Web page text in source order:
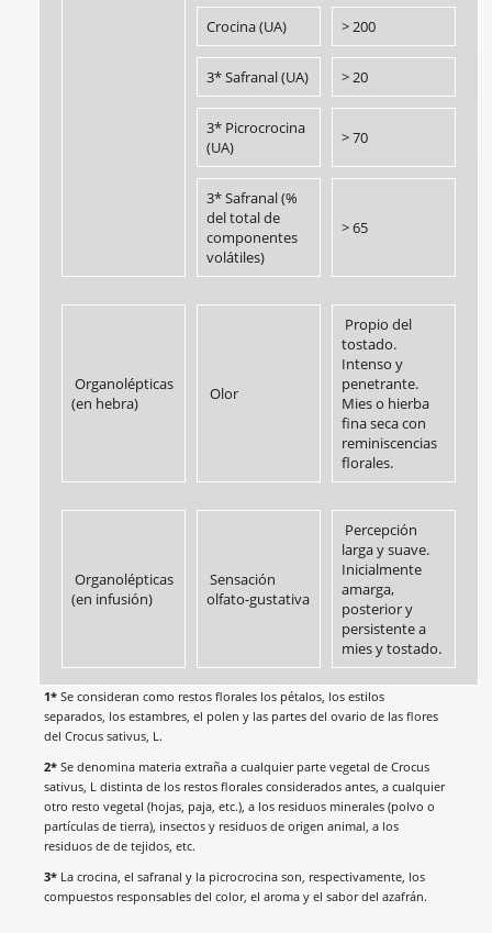
Crocina (UA) > 200
3* Safranal (UA) > 20
3* Picrocrocina
(UA)
> 70
3* Safranal (%
del total de
componentes
volátiles)
> 65
Organolépticas
(en hebra)
Olor
Propio del
tostado.
Intenso y
penetrante.
Mies o hierba
fina seca con
reminiscencias
florales.
Organolépticas
(en infusión)
Sensación
olfato-gustativa
Percepción
larga y suave.
Inicialmente
amarga,
posterior y
persistente a
mies y tostado.
1* Se consideran como restos florales los pétalos, los estilos
separados, los estambres, el polen y las partes del ovario de las flores
del Crocus sativus, L.
2* Se denomina materia extraña a cualquier parte vegetal de Crocus
sativus, L distinta de los restos florales considerados antes, a cualquier
otro resto vegetal (hojas, paja, etc.), a los residuos minerales (polvo o
partículas de tierra), insectos y residuos de origen animal, a los
residuos de de tejidos, etc.
3* La crocina, el safranal y la picrocrocina son, respectivamente, los
compuestos responsables del color, el aroma y el sabor del azafrán.